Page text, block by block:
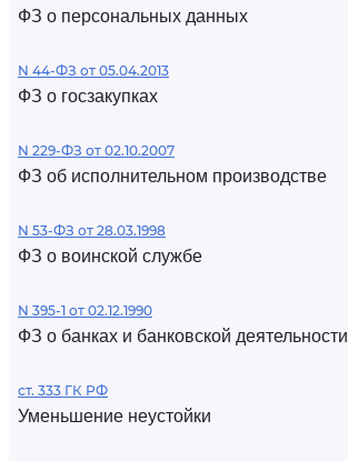
ФЗ о персональных данных
N 44-ФЗ от 05.04.2013
ФЗ о госзакупках
N 229-ФЗ от 02.10.2007
ФЗ об исполнительном производстве
N 53-ФЗ от 28.03.1998
ФЗ о воинской службе
N 395-1 от 02.12.1990
ФЗ о банках и банковской деятельности
ст. 333 ГК РФ
Уменьшение неустойки